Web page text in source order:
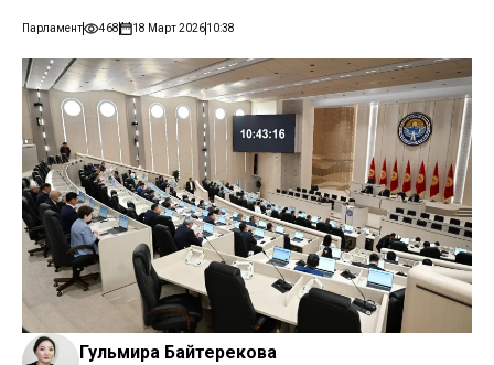
Парламент 468 18 Март 202610:38
Гульмира Байтерекова